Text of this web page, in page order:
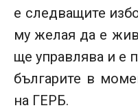
е следващите
му желая да е
ще управлява и е
българите в
на ГЕРБ.